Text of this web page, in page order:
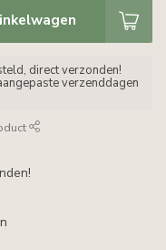
direct verzonden!
verzenddagen